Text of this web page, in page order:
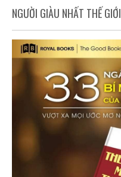
NGƯỜI GIÀU NHẤT THẾ GIỚI